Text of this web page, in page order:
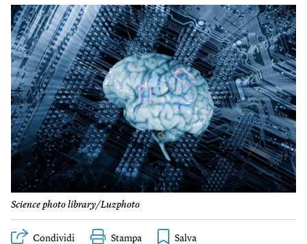
Science photo library/Luzphoto
Condividi Stampa